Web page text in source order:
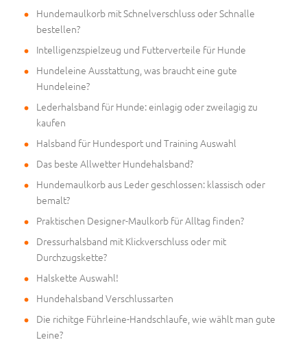
Hundemaulkorb mit Schnelverschluss oder Schnalle
bestellen?
Intelligenzspielzeug und Futterverteile für Hunde
Hundeleine Ausstattung, was braucht eine gute
Hundeleine?
Lederhalsband für Hunde: einlagig oder zweilagig zu
kaufen
Halsband für Hundesport und Training Auswahl
Das beste Allwetter Hundehalsband?
Hundemaulkorb aus Leder geschlossen: klassisch oder
bemalt?
Praktischen Designer-Maulkorb für Alltag finden?
Dressurhalsband mit Klickverschluss oder mit
Durchzugskette?
Halskette Auswahl!
Hundehalsband Verschlussarten
Die richitge Führleine-Handschlaufe, wie wählt man gute
Leine?